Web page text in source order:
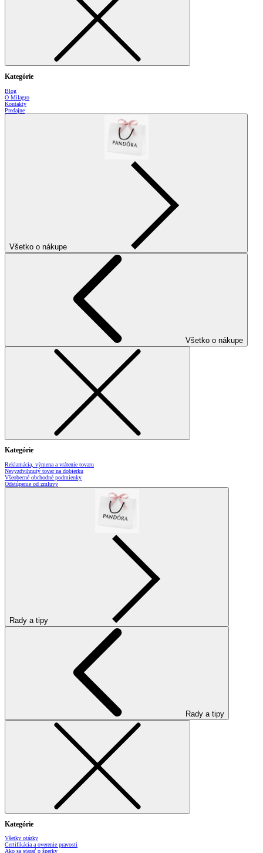
Kategórie
Blog
O Milagro
Kontakty
Predajne
Všetko o nákupe
Všetko o nákupe
Kategórie
Reklamácia, výmena a vrátenie tovaru
Nevyzdvihnutý tovar na dobierku
Všeobecné obchodné podmienky
Odstúpenie od zmluvy
Rady a tipy
Rady a tipy
Kategórie
Všetky otázky
Certifikácia a overenie pravosti
Ako sa starať o šperky